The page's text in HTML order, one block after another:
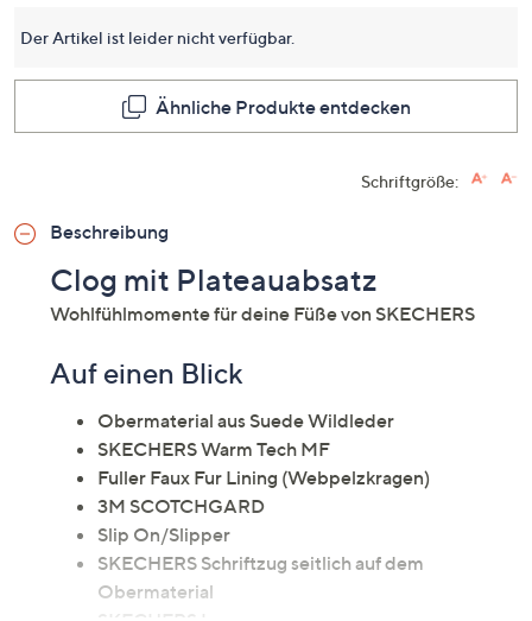
Der Artikel ist leider nicht verfügbar.
Ähnliche Produkte entdecken
Schriftgröße:
Beschreibung
Clog mit Plateauabsatz
Wohlfühlmomente für deine Füße von SKECHERS
Auf einen Blick
Obermaterial aus Suede Wildleder
SKECHERS Warm Tech MF
Fuller Faux Fur Lining (Webpelzkragen)
3M SCOTCHGARD
Slip On/Slipper
SKECHERS Schriftzug seitlich auf dem
Obermaterial